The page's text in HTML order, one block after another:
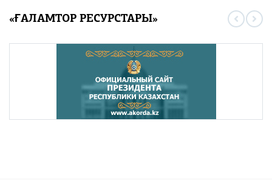
«ҒАЛАМТОР РЕСУРСТАРЫ»